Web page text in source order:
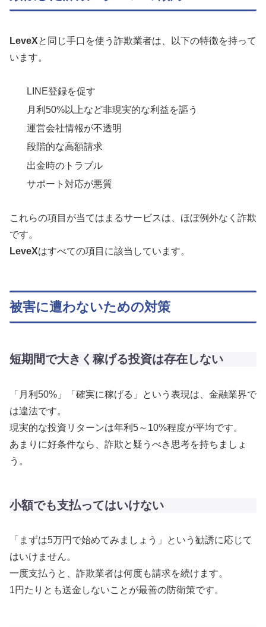
LeveXと同じ手口を使う詐欺業者は、以下の特徴を持って
います。
LINE登録を促す
月利50%以上など非現実的な利益を謳う
運営会社情報が不透明
段階的な高額請求
出金時のトラブル
サポート対応が悪質
これらの項目が当てはまるサービスは、ほぼ例外なく詐欺
です。
LeveXはすべての項目に該当しています。
被害に遭わないための対策
短期間で大きく稼げる投資は存在しない
「月利50%」「確実に稼げる」という表現は、金融業界で
は違法です。
現実的な投資リターンは年利5～10%程度が平均です。
あまりに好条件なら、詐欺と疑うべき思考を持ちましょ
う。
小額でも支払ってはいけない
「まずは5万円で始めてみましょう」という勧誘に応じて
はいけません。
一度支払うと、詐欺業者は何度も請求を続けます。
1円たりとも送金しないことが最善の防衛策です。